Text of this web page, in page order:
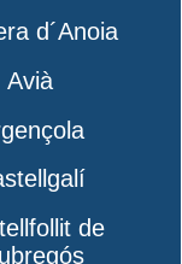
d´Anoia
Avià
de